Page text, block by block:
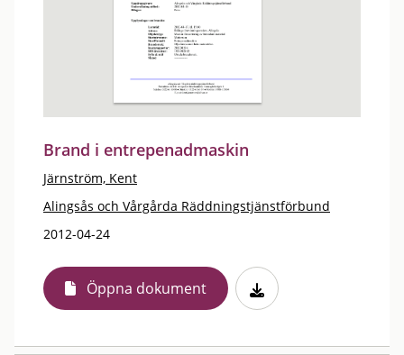
Brand i entrepenadmaskin
Järnström, Kent
Alingsås och Vårgårda Räddningstjänstförbund
2012-04-24
Öppna dokument